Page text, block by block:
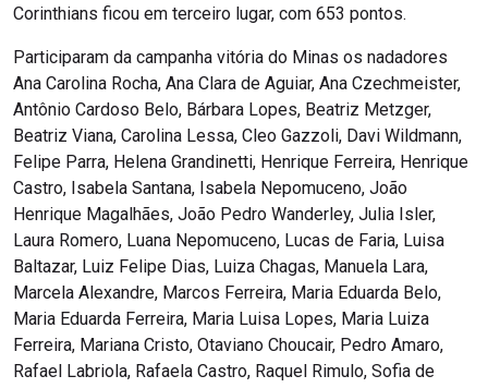
Corinthians ficou em terceiro lugar, com 653 pontos.
Participaram da campanha vitória do Minas os nadadores
Ana Carolina Rocha, Ana Clara de Aguiar, Ana Czechmeister,
Antônio Cardoso Belo, Bárbara Lopes, Beatriz Metzger,
Beatriz Viana, Carolina Lessa, Cleo Gazzoli, Davi Wildmann,
Felipe Parra, Helena Grandinetti, Henrique Ferreira, Henrique
Castro, Isabela Santana, Isabela Nepomuceno, João
Henrique Magalhães, João Pedro Wanderley, Julia Isler,
Laura Romero, Luana Nepomuceno, Lucas de Faria, Luisa
Baltazar, Luiz Felipe Dias, Luiza Chagas, Manuela Lara,
Marcela Alexandre, Marcos Ferreira, Maria Eduarda Belo,
Maria Eduarda Ferreira, Maria Luisa Lopes, Maria Luiza
Ferreira, Mariana Cristo, Otaviano Choucair, Pedro Amaro,
Rafael Labriola, Rafaela Castro, Raquel Rimulo, Sofia de